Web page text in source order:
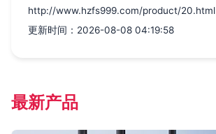
http://www.hzfs999.com/product/20.html
更新时间：2026-08-08 04:19:58
最新产品